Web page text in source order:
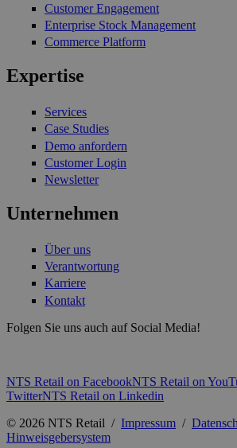
Customer Engagement
Enterprise Stock Management
Commerce Platform
Expertise
Services
Case Studies
Demo anfordern
Customer Login
Newsletter
Unternehmen
Über uns
Verantwortung
Karriere
Kontakt
Folgen Sie uns auch auf Social Media!
NTS Retail on FacebookNTS Retail on
TwitterNTS Retail on Linkedin
© 2026 NTS Retail / Impressum /
Hinweisgebersystem